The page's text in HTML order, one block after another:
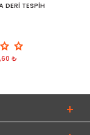
DERİ TESPİH
₺